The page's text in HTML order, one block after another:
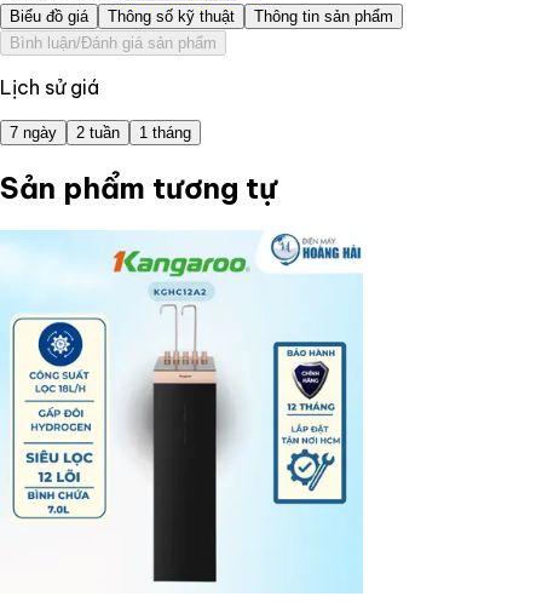
Biểu đồ giá Thông số kỹ thuật
Thông tin sản phẩm
Bình luận/Đánh giá sản phẩm
Lịch sử giá
7 ngày 2 tuần 1 tháng
Sản phẩm tương tự